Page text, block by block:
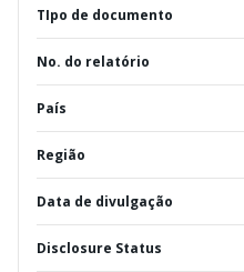
TIpo de documento
No. do relatório
País
Região
Data de divulgação
Disclosure Status